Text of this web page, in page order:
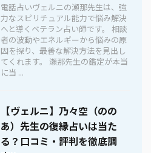
電話占いヴェルニの瀬那先生は、強
力なスピリチュアル能力で悩み解決
へと導くベテラン占い師です。 相談
者の波動やエネルギーから悩みの原
因を探り、最善な解決方法を見出し
てくれます。 瀬那先生の鑑定が本当
に当 ...
【ヴェルニ】乃々空（のの
あ）先生の復縁占いは当た
る？口コミ・評判を徹底調